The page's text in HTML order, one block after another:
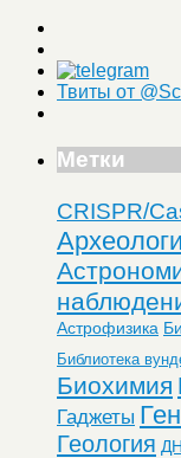
Твиты от
Метки
CRISPR/
Астрофизика
Библиотека
Биохимия
Гаджеты
Геология